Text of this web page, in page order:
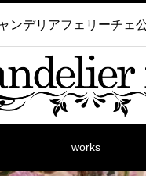
ンデリアフェリーチェ
works